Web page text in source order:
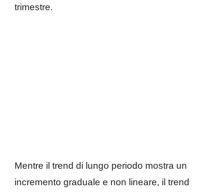
trimestre.
Mentre il trend di lungo periodo mostra un
incremento graduale e non lineare, il trend